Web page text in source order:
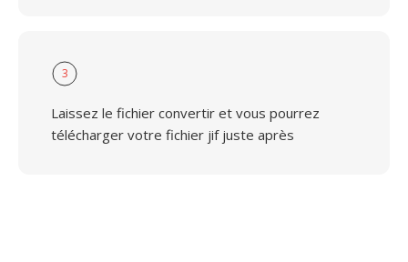
3
Laissez le fichier convertir et vous pourrez
télécharger votre fichier jif juste après